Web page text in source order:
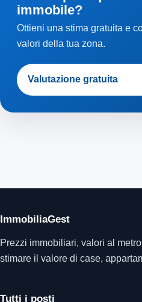
immobile?
Ottieni una stima gratuita e
valori della tua zona.
Valutazione gratuita
ImmobiliaGest
Prezzi immobiliari, valori al
stimare il valore di case,
Tutti i posti